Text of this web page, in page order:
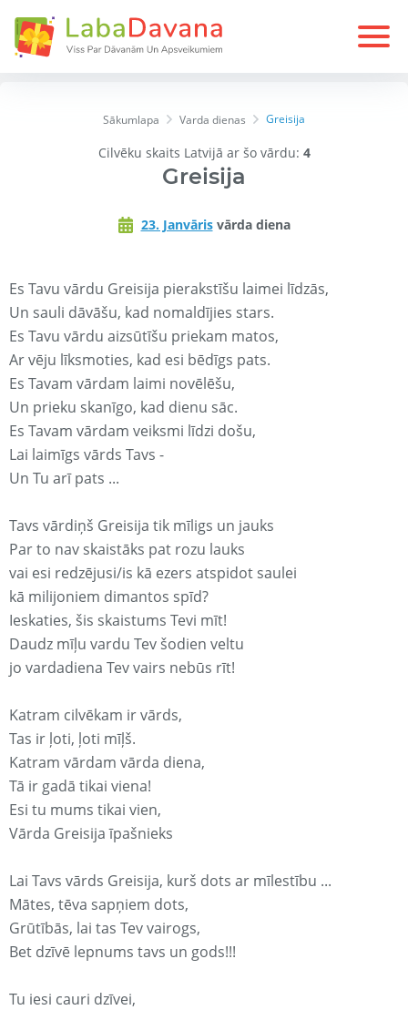
Sākumlapa Varda dienas Greisija
Cilvēku skaits Latvijā ar šo vārdu: 4
Greisija
23. Janvārisvārda diena
Es Tavu vārdu Greisija pierakstīšu laimei līdzās,
Un sauli dāvāšu, kad nomaldījies stars.
Es Tavu vārdu aizsūtīšu priekam matos,
Ar vēju līksmoties, kad esi bēdīgs pats.
Es Tavam vārdam laimi novēlēšu,
Un prieku skanīgo, kad dienu sāc.
Es Tavam vārdam veiksmi līdzi došu,
Lai laimīgs vārds Tavs -
Un Tu arī pats ...
Tavs vārdiņš Greisija tik mīligs un jauks
Par to nav skaistāks pat rozu lauks
vai esi redzējusi/is kā ezers atspidot saulei
kā milijoniem dimantos spīd?
Ieskaties, šis skaistums Tevi mīt!
Daudz mīļu vardu Tev šodien veltu
jo vardadiena Tev vairs nebūs rīt!
Katram cilvēkam ir vārds,
Tas ir ļoti, ļoti mīļš.
Katram vārdam vārda diena,
Tā ir gadā tikai viena!
Esi tu mums tikai vien,
Vārda Greisija īpašnieks
Lai Tavs vārds Greisija, kurš dots ar mīlestību ...
Mātes, tēva sapņiem dots,
Grūtībās, lai tas Tev vairogs,
Bet dzīvē lepnums tavs un gods!!!
Tu iesi cauri dzīvei,